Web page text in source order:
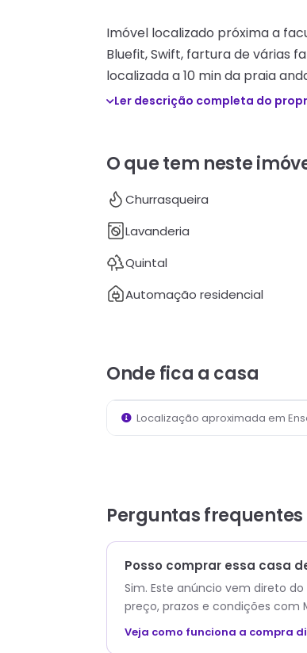
Imóvel localizado próxima a
Bluefit, Swift, fartura de várias
localizada a 10 min da praia
Ler descrição completa do
O que tem neste
Churrasqueira
Lavanderia
Quintal
Automação residencial
Onde fica a casa
Localização aproximada em
Perguntas frequentes
Posso comprar essa casa
Sim. Este anúncio vem direto
preço, prazos e condições com
Veja como funciona a compra